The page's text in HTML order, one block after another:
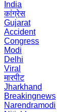
India
कांग्रेस
Gujarat
Accident
Congress
Modi
Delhi
Viral
मारपीट
Jharkhand
Breakingnews
Narendramodi